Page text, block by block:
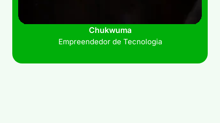
Chukwuma
Empreendedor de Tecnologia